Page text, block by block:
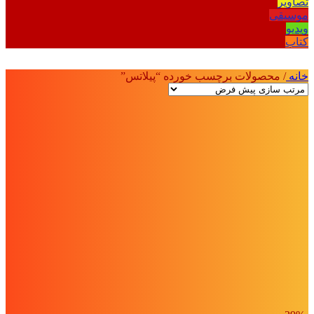
موسیقی
ویدیو
کتاب
خانه/ محصولات برچسب خورده “پیلاتس”